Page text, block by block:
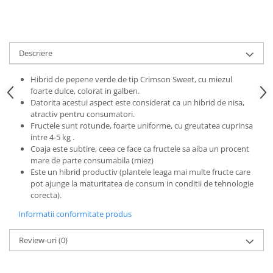
Descriere
Hibrid de pepene verde de tip Crimson Sweet, cu miezul
foarte dulce, colorat in galben.
Datorita acestui aspect este considerat ca un hibrid de nisa,
atractiv pentru consumatori.
Fructele sunt rotunde, foarte uniforme, cu greutatea cuprinsa
intre 4-5 kg .
Coaja este subtire, ceea ce face ca fructele sa aiba un procent
mare de parte consumabila (miez)
Este un hibrid productiv (plantele leaga mai multe fructe care
pot ajunge la maturitatea de consum in conditii de tehnologie
corecta).
Informatii conformitate produs
Review-uri(0)